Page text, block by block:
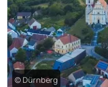
© Dürnberg